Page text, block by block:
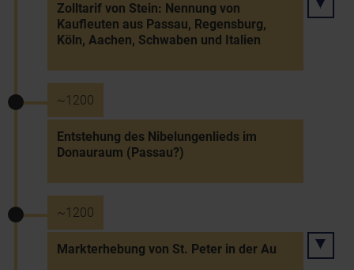
Zolltarif von Stein: Nennung von
Kaufleuten aus Passau, Regensburg,
Köln, Aachen, Schwaben und Italien
~1200
Entstehung des Nibelungenlieds im
Donauraum (Passau?)
~1200
Markterhebung von St. Peter in der Au